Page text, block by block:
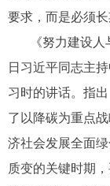
要求，而是必须长
《努力建设
日习近平同志主
习时的讲话。指
了以降碳为重点
济社会发展全面
质变的关键时期